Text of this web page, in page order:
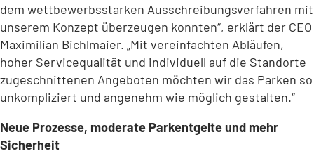
dem wettbewerbsstarken Ausschreibungsverfahren mit
unserem Konzept überzeugen konnten“, erklärt der CEO
Maximilian Bichlmaier. „Mit vereinfachten Abläufen,
hoher Servicequalität und individuell auf die Standorte
zugeschnittenen Angeboten möchten wir das Parken so
unkompliziert und angenehm wie möglich gestalten.“
Neue Prozesse, moderate Parkentgelte und mehr
Sicherheit